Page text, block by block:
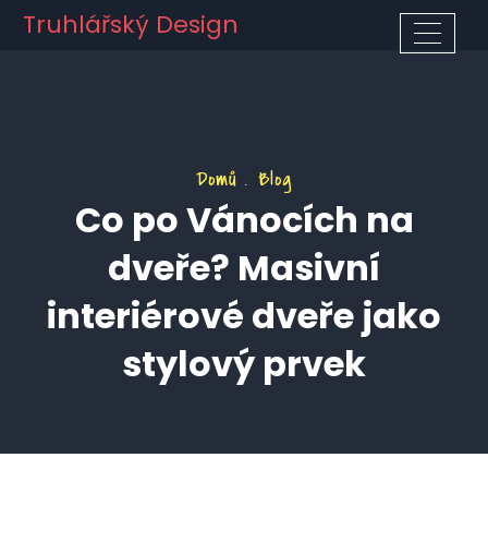
Truhlářský Design
Domů Blog
Co po Vánocích na
dveře? Masivní
interiérové dveře jako
stylový prvek